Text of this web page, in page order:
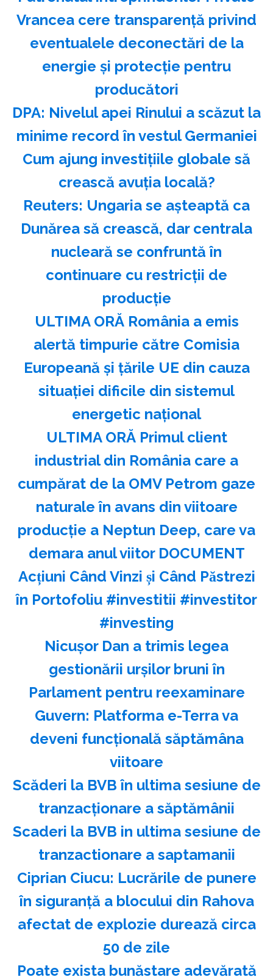
Vrancea cere transparenţă privind
eventualele deconectări de la
energie şi protecţie pentru
producători
DPA: Nivelul apei Rinului a scăzut la
minime record în vestul Germaniei
Cum ajung investițiile globale să
crească avuția locală?
Reuters: Ungaria se aşteaptă ca
Dunărea să crească, dar centrala
nucleară se confruntă în
continuare cu restricţii de
producţie
ULTIMA ORĂ România a emis
alertă timpurie către Comisia
Europeană și țările UE din cauza
situației dificile din sistemul
energetic național
ULTIMA ORĂ Primul client
industrial din România care a
cumpărat de la OMV Petrom gaze
naturale în avans din viitoare
producție a Neptun Deep, care va
demara anul viitor DOCUMENT
Acțiuni Când Vinzi și Când Păstrezi
în Portofoliu #investitii #investitor
#investing
Nicuşor Dan a trimis legea
gestionării urşilor bruni în
Parlament pentru reexaminare
Guvern: Platforma e-Terra va
deveni funcţională săptămâna
viitoare
Scăderi la BVB în ultima sesiune de
tranzacţionare a săptămânii
Scaderi la BVB in ultima sesiune de
tranzactionare a saptamanii
Ciprian Ciucu: Lucrările de punere
în siguranţă a blocului din Rahova
afectat de explozie durează circa
50 de zile
Poate exista bunăstare adevărată